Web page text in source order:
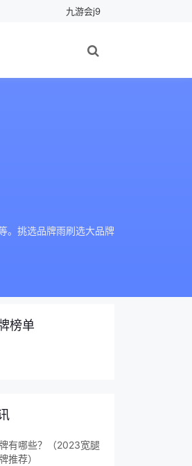
九游会j9
。挑选品牌雨刷选大品牌
榜单
有哪些？（2023宽腿
推荐）